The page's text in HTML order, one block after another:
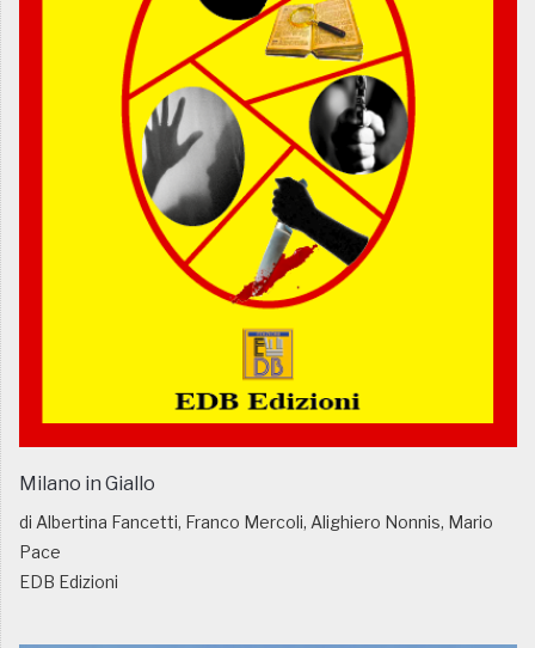
Milano in Giallo
di Albertina Fancetti, Franco Mercoli, Alighiero Nonnis, Mario
Pace
EDB Edizioni